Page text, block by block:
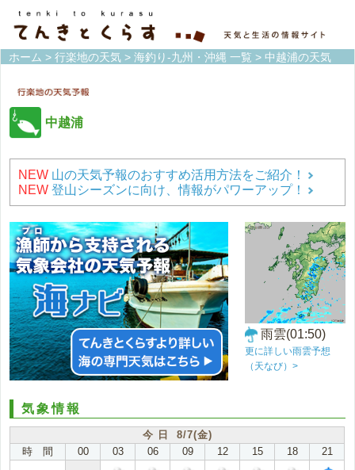
ホーム > 行楽地の天気 > 海釣り-九州・沖縄 一覧 > 中越浦の天気
中越浦
NEW 山の天気予報のおすすめ活用方法をご紹介！
NEW 登山シーズンに向け、情報がパワーアップ！
雨雲(01:50)
更に詳しい雨雲予想
（天なび）>
気象情報
今 日 8/7(金)
時 間
00 03 06 09 12 15 18 21